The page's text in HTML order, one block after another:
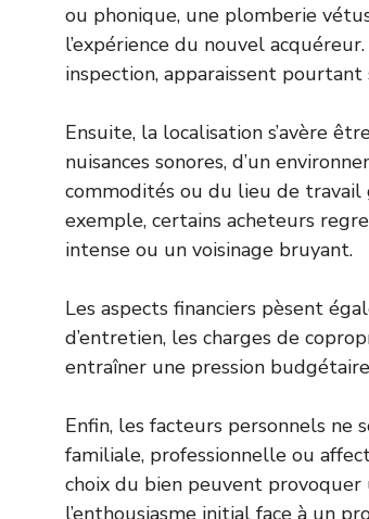
ou phonique, une plomberie
l’expérience du nouvel
inspection, apparaissent
Ensuite, la localisation s’avère
nuisances sonores, d’un
commodités ou du lieu de
exemple, certains acheteurs
intense ou un voisinage bruyant.
Les aspects financiers pèsent
d’entretien, les charges de
entraîner une pression
Enfin, les facteurs personnels ne
familiale, professionnelle ou
choix du bien peuvent
l’enthousiasme initial face à un